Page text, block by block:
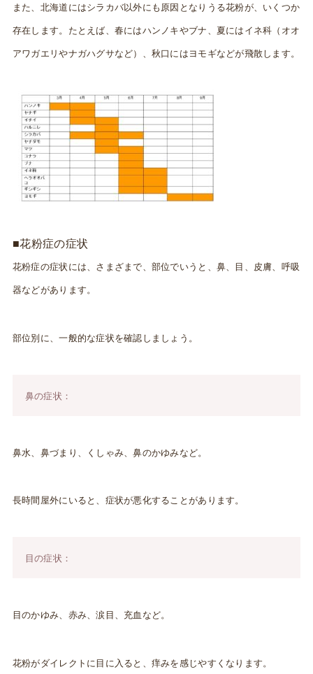
また、北海道にはシラカバ以外にも原因となりうる花粉が、いくつか
存在します。たとえば、春にはハンノキやブナ、夏にはイネ科（オオ
アワガエリやナガハグサなど）、秋口にはヨモギなどが飛散します。
■花粉症の症状
花粉症の症状には、さまざまで、部位でいうと、鼻、目、皮膚、呼吸
器などがあります。
部位別に、一般的な症状を確認しましょう。
鼻の症状：
鼻水、鼻づまり、くしゃみ、鼻のかゆみなど。
長時間屋外にいると、症状が悪化することがあります。
目の症状：
目のかゆみ、赤み、涙目、充血など。
花粉がダイレクトに目に入ると、痒みを感じやすくなります。